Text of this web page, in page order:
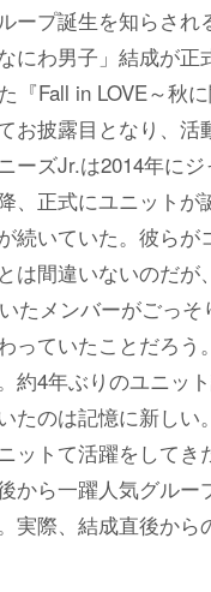
ープ誕生を知らされ
にわ男子」結成が正
『Fall in LOVE～秋
お披露目となり、活
ーズJr.は2014年に
、正式にユニットが
続いていた。彼らが
は間違いないのだが
たメンバーがごっ
っていたことだろう
約4年ぶりのユニッ
たのは記憶に新しい
ットて活躍をしてき
から一躍人気グルー
実際、結成直後から